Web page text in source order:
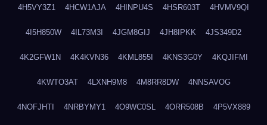
4H5VY3Z1 4HCW1AJA 4HINPU4S 4HSR603T 4HVMV9QI
4I5H850W 4IL73M3I 4JGM8GIJ 4JH8IPKK 4JS349D2
4K2GFW1N 4K4KVN36 4KML855I 4KNS3G0Y 4KQJIFMI
4KWTO3AT 4LXNH9M8 4M8RR8DW 4NNSAVOG
4NOFJHTI 4NRBYMY1 4O9WC0SL 4ORR508B 4P5VX889